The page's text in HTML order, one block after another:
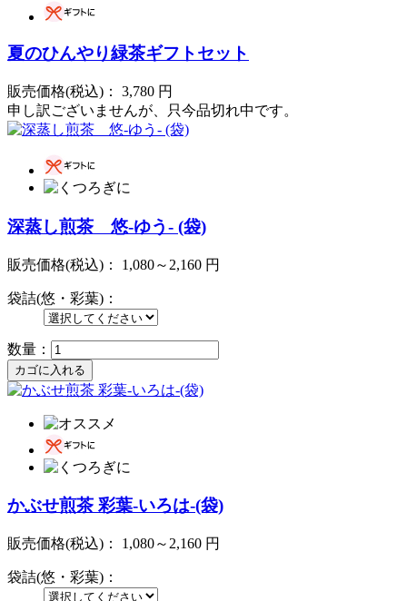
夏のひんやり緑茶ギフトセット
販売価格(税込)： 3,780 円
申し訳ございませんが、只今品切れ中です。
深蒸し煎茶 悠-ゆう- (袋)
販売価格(税込)： 1,080～2,160 円
袋詰(悠・彩葉)：
数量：
かぶせ煎茶 彩葉-いろは-(袋)
販売価格(税込)： 1,080～2,160 円
袋詰(悠・彩葉)：